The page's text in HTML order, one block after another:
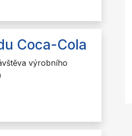
Coca-Cola
výrobního